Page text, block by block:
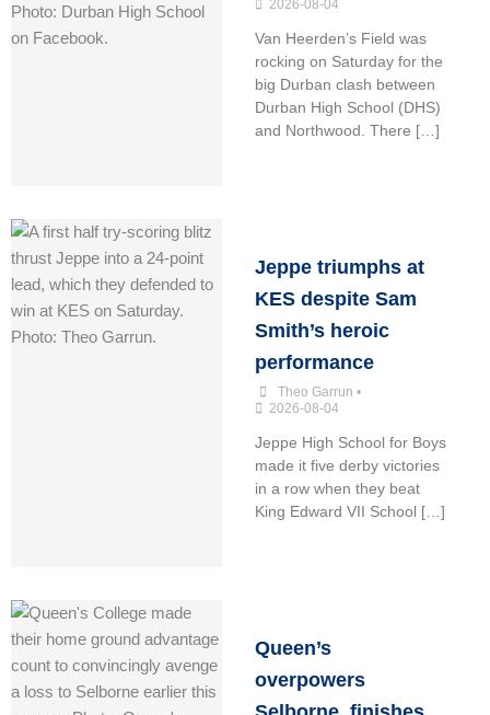
2026-08-04
Van Heerden’s Field was
rocking on Saturday for the
big Durban clash between
Durban High School (DHS)
and Northwood. There […]
Jeppe triumphs at
KES despite Sam
Smith’s heroic
performance
Theo Garrun •
2026-08-04
Jeppe High School for Boys
made it five derby victories
in a row when they beat
King Edward VII School […]
Queen’s
overpowers